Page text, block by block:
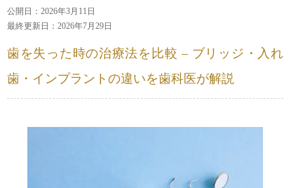
公開日：2026年3月11日
最終更新日：2026年7月29日
歯を失った時の治療法を比較 – ブリッジ・入れ
歯・インプラントの違いを歯科医が解説